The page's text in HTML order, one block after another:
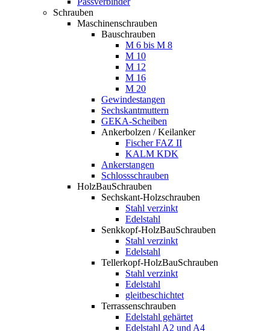
Schrauben
Maschinenschrauben
Bauschrauben
M 6 bis M 8
M 10
M 12
M 16
M 20
Gewindestangen
Sechskantmuttern
GEKA-Scheiben
Ankerbolzen / Keilanker
Fischer FAZ II
KALM KDK
Ankerstangen
Schlossschrauben
HolzBauSchrauben
Sechskant-Holzschrauben
Stahl verzinkt
Edelstahl
Senkkopf-HolzBauSchrauben
Stahl verzinkt
Edelstahl
Tellerkopf-HolzBauSchrauben
Stahl verzinkt
Edelstahl
gleitbeschichtet
Terrassenschrauben
Edelstahl gehärtet
Edelstahl A2 und A4